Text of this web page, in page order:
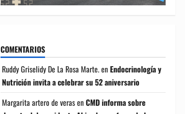
COMENTARIOS
Ruddy Griselidy De La Rosa Marte.en Endocrinología y
Nutrición invita a celebrar su 52 aniversario
Margarita artero de verasenCMD informa sobre